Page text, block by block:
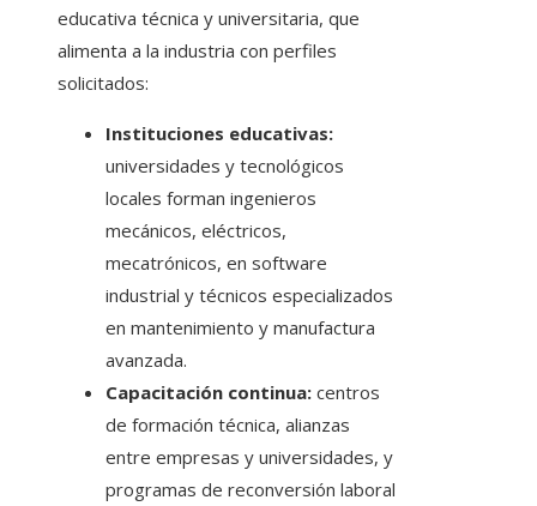
educativa técnica y universitaria, que
alimenta a la industria con perfiles
solicitados:
Instituciones educativas:
universidades y tecnológicos
locales forman ingenieros
mecánicos, eléctricos,
mecatrónicos, en software
industrial y técnicos especializados
en mantenimiento y manufactura
avanzada.
Capacitación continua: centros
de formación técnica, alianzas
entre empresas y universidades, y
programas de reconversión laboral